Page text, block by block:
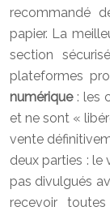
recommandé
papier. La
section
plateformes
numérique: les
et ne sont «
vente
deux parties : le
pas divulgués
recevoir